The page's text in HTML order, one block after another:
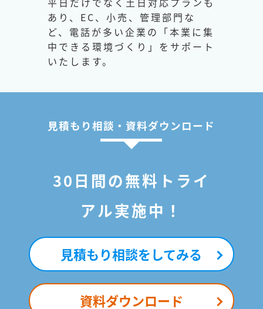
あり、EC、小売、管理部門な
ど、電話が多い企業の「本業に集
中できる環境づくり」をサポート
いたします。
見積もり相談・資料ダウンロード
30日間の無料トライ
アル実施中！
見積もり相談をしてみる
資料ダウンロード